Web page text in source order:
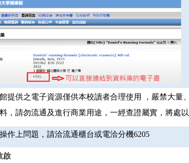
提供之電子資源僅供本校讀者合理使用 ，嚴禁大
，請勿流通及進行商業用途，一經查證屬實，將處
作上問題，請洽流通櫃台或電洽分機6205
啟